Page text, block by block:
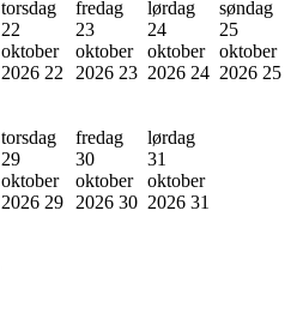
torsdag
22
oktober
2026 22
fredag
23
oktober
2026 23
lørdag
24
oktober
2026 24
søndag
25
oktober
2026 25
torsdag
29
oktober
2026 29
fredag
30
oktober
2026 30
lørdag
31
oktober
2026 31